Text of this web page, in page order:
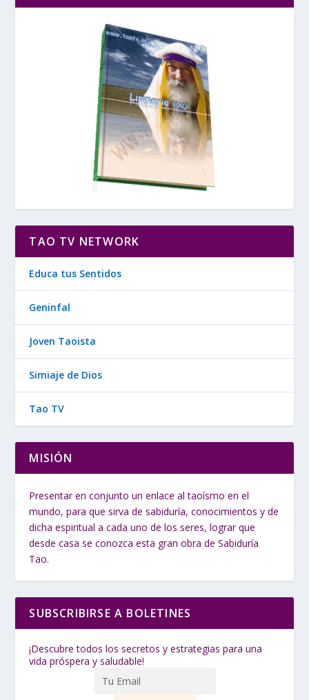
TAO TV NETWORK
Educa tus Sentidos
Geninfal
Joven Taoista
Simiaje de Dios
Tao TV
MISIÓN
Presentar en conjunto un enlace al taoísmo en el
mundo, para que sirva de sabiduría, conocimientos y de
dicha espiritual a cada uno de los seres, lograr que
desde casa se conozca esta gran obra de Sabiduría
Tao.
SUBSCRIBIRSE A BOLETINES
¡Descubre todos los secretos y estrategias para una
vida próspera y saludable!